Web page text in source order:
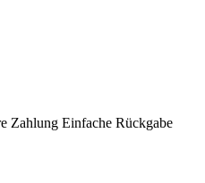
Zahlung Einfache Rückgabe